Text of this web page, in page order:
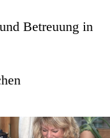
Betreuung in